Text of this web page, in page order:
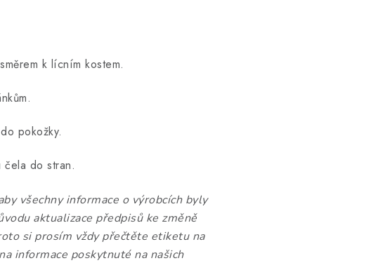
k lícním kostem.
pokožky.
do stran.
všechny informace o výrobcích byly
aktualizace předpisů ke změně
si prosím vždy přečtěte etiketu na
informace poskytnuté na našich